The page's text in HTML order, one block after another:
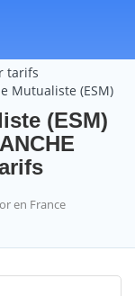
tarifs
Mutualiste (ESM)
(ESM)
en France